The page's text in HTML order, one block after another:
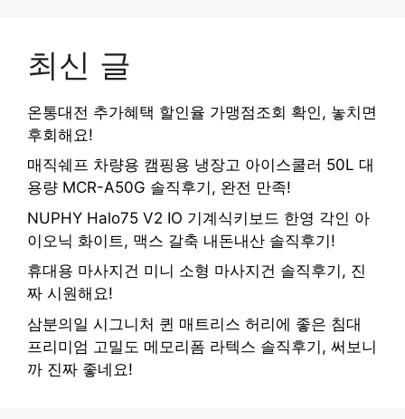
최신 글
온통대전 추가혜택 할인율 가맹점조회 확인, 놓치면
후회해요!
매직쉐프 차량용 캠핑용 냉장고 아이스쿨러 50L 대
용량 MCR-A50G 솔직후기, 완전 만족!
NUPHY Halo75 V2 IO 기계식키보드 한영 각인 아
이오닉 화이트, 맥스 갈축 내돈내산 솔직후기!
휴대용 마사지건 미니 소형 마사지건 솔직후기, 진
짜 시원해요!
삼분의일 시그니처 퀸 매트리스 허리에 좋은 침대
프리미엄 고밀도 메모리폼 라텍스 솔직후기, 써보니
까 진짜 좋네요!